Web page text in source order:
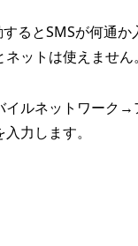
るとSMSが何通か
ットは使えません。
ルネットワーク→
力します。